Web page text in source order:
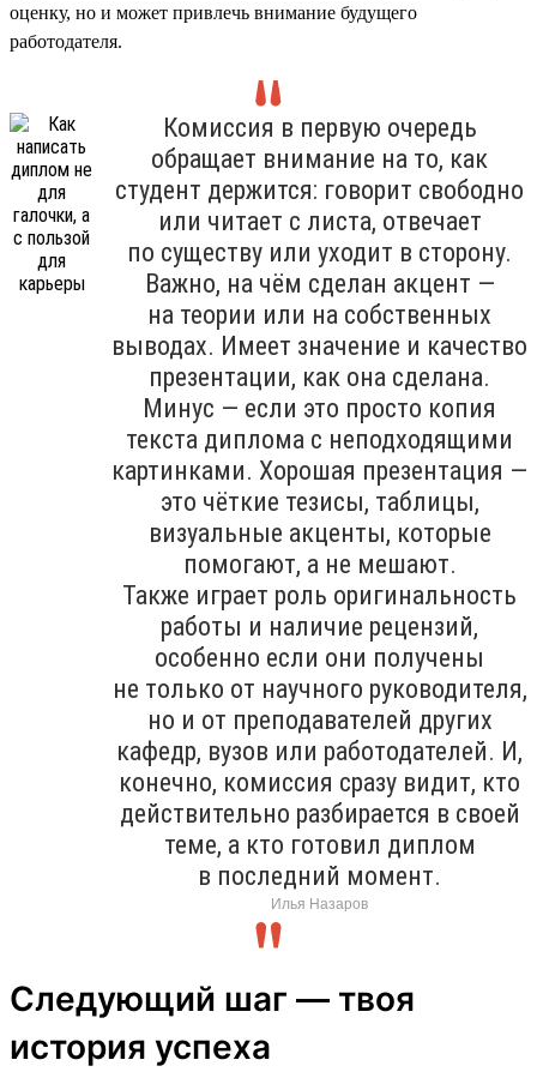
оценку, но и может привлечь внимание будущего
работодателя.
Комиссия в первую очередь
обращает внимание на то, как
студент держится: говорит свободно
или читает с листа, отвечает
по существу или уходит в сторону.
Важно, на чём сделан акцент —
на теории или на собственных
выводах. Имеет значение и качество
презентации, как она сделана.
Минус — если это просто копия
текста диплома с неподходящими
картинками. Хорошая презентация —
это чёткие тезисы, таблицы,
визуальные акценты, которые
помогают, а не мешают.
Также играет роль оригинальность
работы и наличие рецензий,
особенно если они получены
не только от научного руководителя,
но и от преподавателей других
кафедр, вузов или работодателей. И,
конечно, комиссия сразу видит, кто
действительно разбирается в своей
теме, а кто готовил диплом
в последний момент.
Илья Назаров
Следующий шаг — твоя
история успеха